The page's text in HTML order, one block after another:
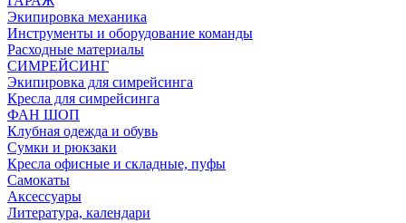
Экипировка механика
Инструменты и оборудование команды
Расходные материалы
СИМРЕЙСИНГ
Экипировка для симрейсинга
Кресла для симрейсинга
ФАН ШОП
Клубная одежда и обувь
Сумки и рюкзаки
Кресла офисные и складные, пуфы
Самокаты
Аксессуары
Литература, календари